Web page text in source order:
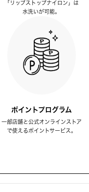
「リップストップナイロン」は
水洗いが可能。
ポイントプログラム
一部店舗と公式オンラインストア
で使えるポイントサービス。